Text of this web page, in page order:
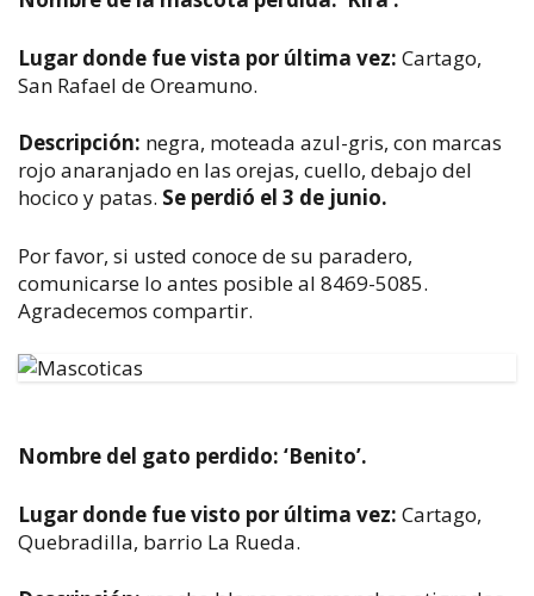
Lugar donde fue vista por última vez: Cartago,
San Rafael de Oreamuno.
Descripción: negra, moteada azul-gris, con marcas
rojo anaranjado en las orejas, cuello, debajo del
hocico y patas. Se perdió el 3 de junio.
Por favor, si usted conoce de su paradero,
comunicarse lo antes posible al 8469-5085.
Agradecemos compartir.
Nombre del gato perdido: ‘Benito’.
Lugar donde fue visto por última vez: Cartago,
Quebradilla, barrio La Rueda.